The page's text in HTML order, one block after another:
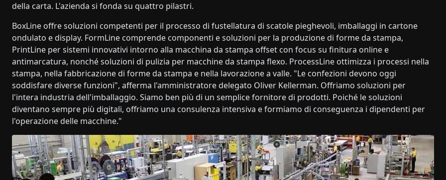
della carta. L'azienda si fonda su quattro pilastri.
BoxLine offre soluzioni competenti per il processo di fustellatura di scatole pieghevoli, imballaggi in cartone
ondulato e display. FormLine comprende componenti e soluzioni per la produzione di forme da stampa,
PrintLine per sistemi innovativi intorno alla macchina da stampa offset con focus su finitura online e
antimarcatura, nonché soluzioni di pulizia per macchine da stampa flexo. ProcessLine ottimizza i processi nella
stampa, nella fabbricazione di forme da stampa e nella lavorazione a valle. "Le confezioni devono oggi
soddisfare diverse funzioni", afferma l'amministratore delegato Oliver Kellerman. Offriamo soluzioni per
l'intera industria dell'imballaggio. Siamo ben più di un semplice fornitore di prodotti. Poiché le soluzioni
diventano sempre più digitali, offriamo una consulenza intensiva e formiamo di conseguenza i dipendenti per
l'operazione delle macchine."